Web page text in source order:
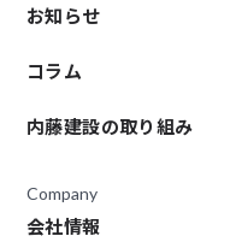
お知らせ
コラム
内藤建設の取り組み
Company
会社情報